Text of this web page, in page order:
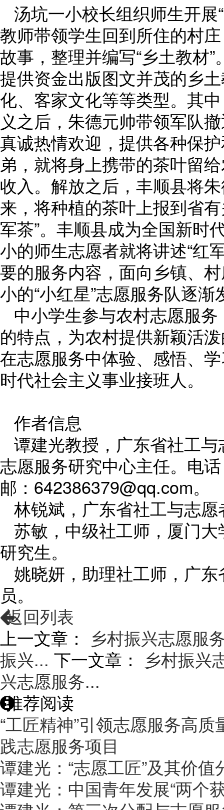
汤坑一小校长组织师生开
教师带领学生回到所住的村
故事，整理并编写“乡土教材
提供资金出版图文并茂的乡
化、客家文化等等类型。其
义之后，朱德元帅带领军队
真诚热情欢迎，提供各种保
弟，就将身上携带的茶叶留
收入。解放之后，丰顺县将
来，将种植的茶叶上报到省
军茶”。丰顺县成为全国新时
小的师生志愿者就将讲述“红
要的服务内容，面向乡镇、
小的“小红星”志愿服务队逐
中小学生参与农村志愿服
的特点，为农村提供新颖活
在志愿服务中体验、感悟、
时代社会主义事业接班人。
作者信息
谭建光教授，广东省社工
志愿服务研究中心主任。电
邮：642386379@qq.com。
林锐斌，广东省社工与志
苏敏，中级社工师，厦门
研究生。
姚晓妍，助理社工师，广
员。
返回列表
上一文章：
乡村振兴志愿服
振兴... 下一文章：
乡村振兴
兴志愿服务...
推荐阅读
“工匠精神”引领志愿服务高
践志愿服务项目
谭建光：“志愿工匠”及其价值
谭建光：中国青年发展“两个